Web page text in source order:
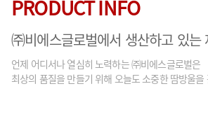
PRODUCT INFO
㈜비에스글로벌에서 생산하고 있는
언제 어디서나 열심히 노력하는 ㈜비에스글로벌은
최상의 품질을 만들기 위해 오늘도 소중한 땀방울을